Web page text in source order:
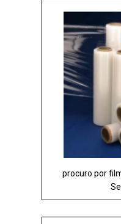
procuro por